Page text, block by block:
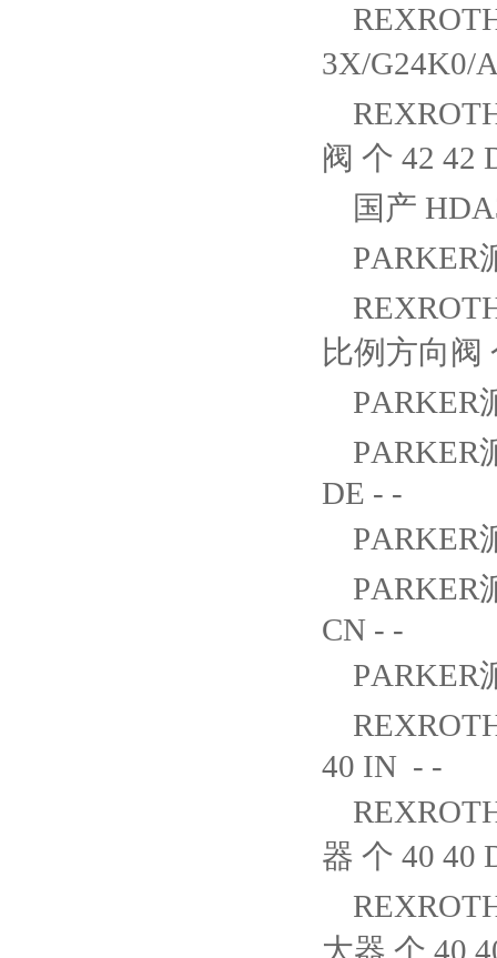
3X/G24K0/
阀 个 42 42
国产
PARKER
比例方向阀
PARKER
PARKER
DE - -
PARKER
PARKER
CN - -
PARKER
40 IN - -
器 个 40 40
大器 个 40